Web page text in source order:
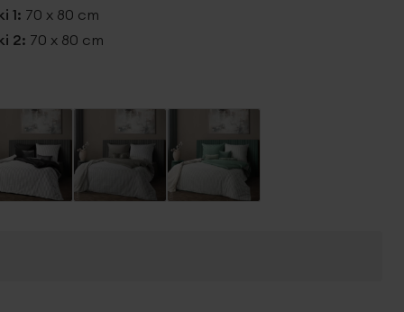
1: 70 x 80 cm
2: 70 x 80 cm